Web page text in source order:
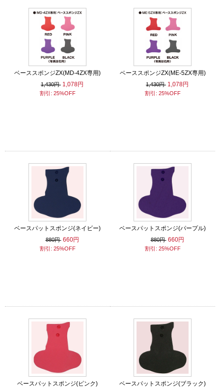
ベーススポンジZX(MD-4ZX専用)
1,430円 1,078円
割引: 25%OFF
ベーススポンジZX(ME-5ZX専用)
1,430円 1,078円
割引: 25%OFF
ベースパットスポンジ(ネイビー)
880円 660円
割引: 25%OFF
ベースパットスポンジ(パープル)
880円 660円
割引: 25%OFF
ベースパットスポンジ(ピンク) ベースパットスポンジ(ブラック)